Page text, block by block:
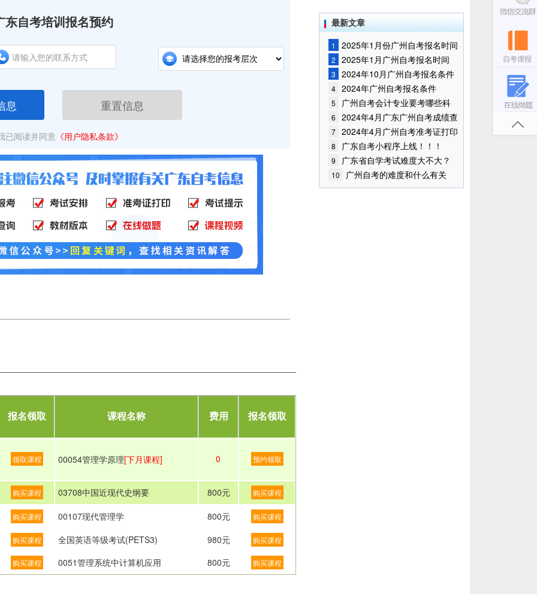
东自考培训报名预约
息 重置信息
已阅读并同意 《用户隐私条款》
报名领取 课程名称 费用 报名领取
领取课程 00054管理学原理[下月课程] 0 预约领取
购买课程 03708中国近现代史纲要 800元 购买课程
购买课程 00107现代管理学 800元 购买课程
购买课程 全国英语等级考试(PETS3) 980元 购买课程
购买课程 0051管理系统中计算机应用 800元 购买课程
最新文章
1
2025年1月份广州自考报名时间
已公布！
2 2025年1月广州自考报名时间
3
2024年10月广州自考报名条件
已公布!
4 2024年广州自考报名条件
5
广州自考会计专业要考哪些科
目?
6
2024年4月广东广州自考成绩查
询时间已确定
7 2024年4月广州自考准考证打印
时间
8 广东自考小程序上线！！！
9 广东省自学考试难度大不大？
10
广州自考的难度和什么有关
联？